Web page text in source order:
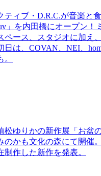
ティブ・D.R.C.が⾳楽と
」を内田橋にオープン！
ペース、スタジオに加え
は、COVAN、NEI、
松ゆりかの新作展「お盆
かも文化の森にて開催
制作した新作を発表。